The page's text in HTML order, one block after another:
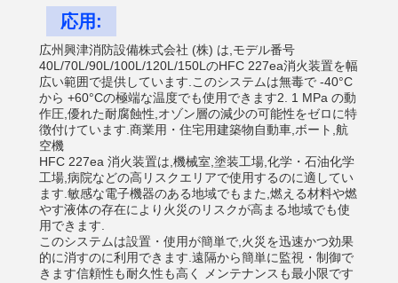
応用:
広州興津消防設備株式会社 (株) は,モデル番号
40L/70L/90L/100L/120L/150LのHFC 227ea消火装置を幅
広い範囲で提供しています.このシステムは無毒で -40°C
から +60°Cの極端な温度でも使用できます2. 1 MPa の動
作圧,優れた耐腐蝕性,オゾン層の減少の可能性をゼロに特
徴付けています.商業用・住宅用建築物自動車,ボート,航
空機
HFC 227ea 消火装置は,機械室,塗装工場,化学・石油化学
工場,病院などの高リスクエリアで使用するのに適してい
ます.敏感な電子機器のある地域でもまた,燃える材料や燃
やす液体の存在により火災のリスクが高まる地域でも使
用できます.
このシステムは設置・使用が簡単で,火災を迅速かつ効果
的に消すのに利用できます.遠隔から簡単に監視・制御で
きます信頼性も耐久性も高く メンテナンスも最小限です